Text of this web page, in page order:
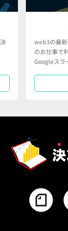
web3の最
のお仕事で
Googleスラ